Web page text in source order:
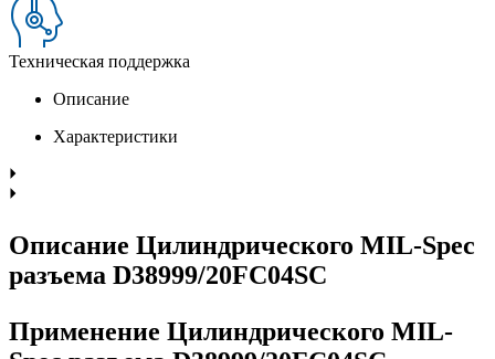
Техническая поддержка
Описание
Характеристики
Описание Цилиндрического MIL-Spec
разъема D38999/20FC04SC
Применение Цилиндрического MIL-